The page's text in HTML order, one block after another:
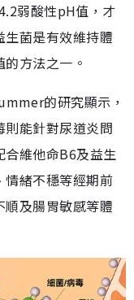
弱酸性pH值，才
菌是有效維持體
方法之一。
的研究顯示，
能針對尿道炎問
合維他命B6及益生
情緒不穩等經期前
及腸胃敏感等體